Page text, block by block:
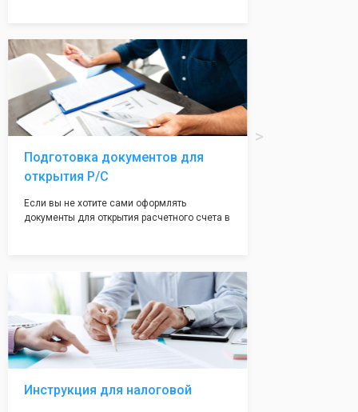
вам поможем с помощью изготовления
печати по индивидуальному эскизу, который
Вы выберете сами из нашего каталога.
Подготовка документов для
открытия Р/С
Если вы не хотите сами оформлять
документы для открытия расчетного счета в
открытия счета, с минимальным затратом
вашего времени и сил!
Инструкция для налоговой